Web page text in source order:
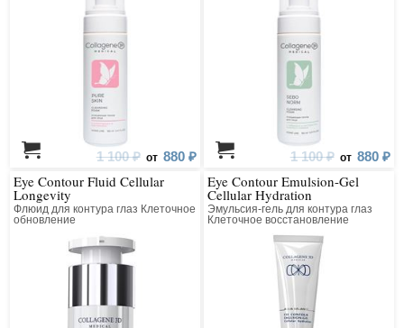
1 100 ₽ от 880 ₽ 1 100 ₽ от 880 ₽
Eye Contour Fluid Cellular
Longevity
Флюид для контура глаз Клеточное
обновление
Eye Contour Emulsion-Gel
Cellular Hydration
Эмульсия-гель для контура глаз
Клеточное восстановление